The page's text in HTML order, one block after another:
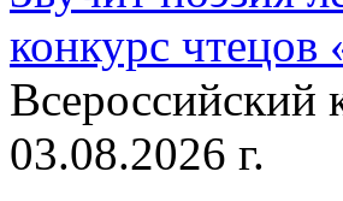
конкурс чтецов
Всероссийский
03.08.2026 г.